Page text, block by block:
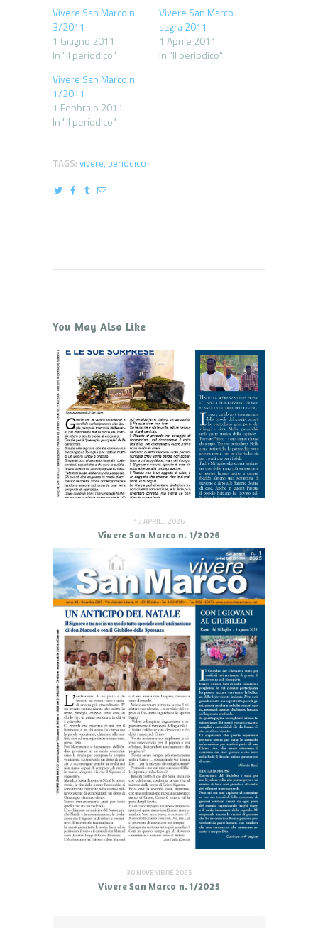
Vivere San Marco n.
3/2011
1 Giugno 2011
In "Il periodico"
Vivere San Marco
sagra 2011
1 Aprile 2011
In "Il periodico"
Vivere San Marco n.
1/2011
1 Febbraio 2011
In "Il periodico"
TAGS: vivere, periodico
You May Also Like
13 APRILE 2026
Vivere San Marco n. 1/2026
30 NOVEMBRE 2025
Vivere San Marco n. 1/2025